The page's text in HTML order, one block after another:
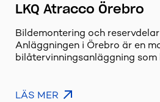
LKQ Atracco Örebro
Bildemontering och
Anläggningen i Örebro är en
bilåtervinningsanläggning
LÄS MER